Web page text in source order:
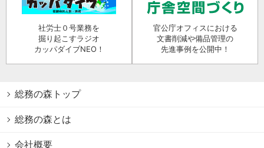
社労士０号業務を
掘り起こすラジオ
カッパダイブNEO！
官公庁オフィスにおける
文書削減や備品管理の
先進事例を公開中！
総務の森トップ
総務の森とは
会社概要